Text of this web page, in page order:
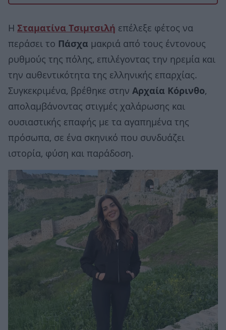
Η Σταματίνα Τσιμτσιλή επέλεξε φέτος να
περάσει το Πάσχα μακριά από τους έντονους
ρυθμούς της πόλης, επιλέγοντας την ηρεμία και
την αυθεντικότητα της ελληνικής επαρχίας.
Συγκεκριμένα, βρέθηκε στην Αρχαία Κόρινθο,
απολαμβάνοντας στιγμές χαλάρωσης και
ουσιαστικής επαφής με τα αγαπημένα της
πρόσωπα, σε ένα σκηνικό που συνδυάζει
ιστορία, φύση και παράδοση.